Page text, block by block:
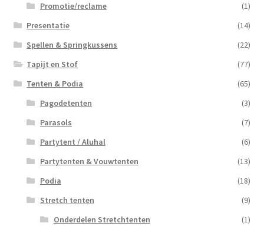
Promotie/reclame
(1)
Presentatie
(14)
Spellen & Springkussens
(22)
Tapijt en Stof
(77)
Tenten & Podia
(65)
Pagodetenten
(3)
Parasols
(7)
Partytent / Aluhal
(6)
Partytenten & Vouwtenten
(13)
Podia
(18)
Stretch tenten
(9)
Onderdelen Stretchtenten
(1)